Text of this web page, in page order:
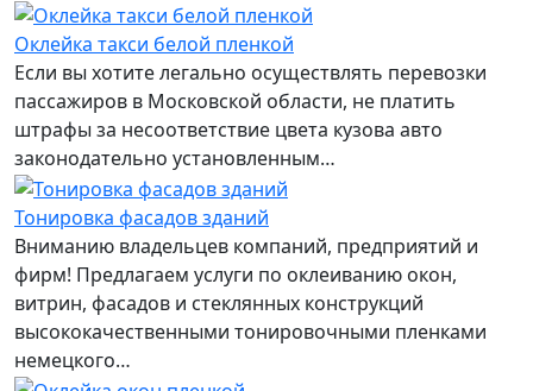
Оклейка такси белой пленкой
Если вы хотите легально осуществлять перевозки
пассажиров в Московской области, не платить
штрафы за несоответствие цвета кузова авто
законодательно установленным…
Тонировка фасадов зданий
Вниманию владельцев компаний, предприятий и
фирм! Предлагаем услуги по оклеиванию окон,
витрин, фасадов и стеклянных конструкций
высококачественными тонировочными пленками
немецкого…